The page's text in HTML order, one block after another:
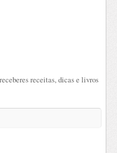
receitas, dicas e livros